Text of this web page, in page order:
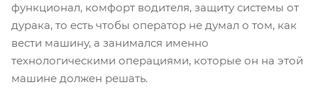
функционал, комфорт водителя, защиту системы от
дурака, то есть чтобы оператор не думал о том, как
вести машину, а занимался именно
технологическими операциями, которые он на этой
машине должен решать.